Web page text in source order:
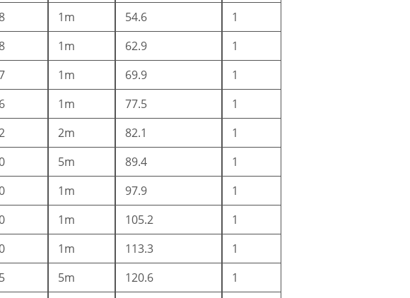
1m 54.6
1
1m 62.9
1
1m 69.9
1
1m 77.5
1
2m 82.1
1
5m 89.4
1
1m 97.9
1
1m 105.2
1
1m 113.3
1
5m 120.6
1